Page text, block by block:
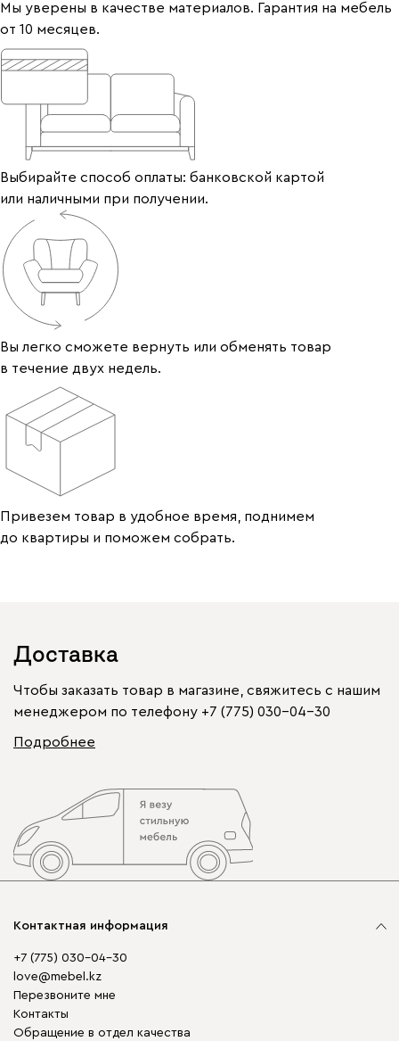
Мы уверены в качестве материалов. Гарантия на мебель
от 10 месяцев.
Выбирайте способ оплаты: банковской картой
или наличными при получении.
Вы легко сможете вернуть или обменять товар
в течение двух недель.
Привезем товар в удобное время, поднимем
до квартиры и поможем собрать.
Доставка
Чтобы заказать товар в магазине, свяжитесь с нашим
менеджером по телефону +7 (775) 030-04-30
Подробнее
Контактная информация
+7 (775) 030-04-30
love@mebel.kz
Перезвоните мне
Контакты
Обращение в отдел качества